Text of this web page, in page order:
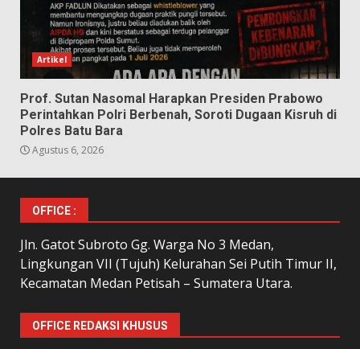
Artikel
Prof. Sutan Nasomal Harapkan Presiden Prabowo
Perintahkan Polri Berbenah, Soroti Dugaan Kisruh di
Polres Batu Bara
Agustus 6, 2026
OFFICE :
Jln. Gatot Subroto Gg. Warga No 3 Medan,
Lingkungan VII (Tujuh) Kelurahan Sei Putih Timur II,
Kecamatan Medan Petisah – Sumatera Utara.
OFFICE REDAKSI KHUSUS